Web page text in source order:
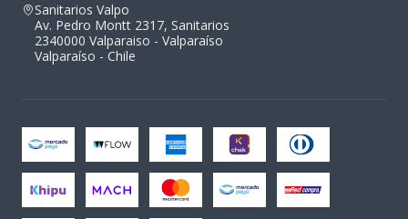
Sanitarios Valpo
Av. Pedro Montt 2317, Sanitarios
2340000 Valparaiso - Valparaíso
Valparaíso - Chile